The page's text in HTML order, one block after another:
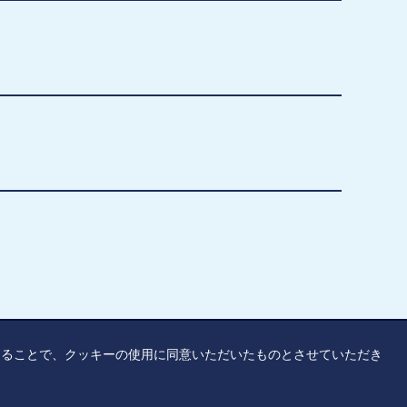
ことで、クッキーの使用に同意いただいたものとさせていただき